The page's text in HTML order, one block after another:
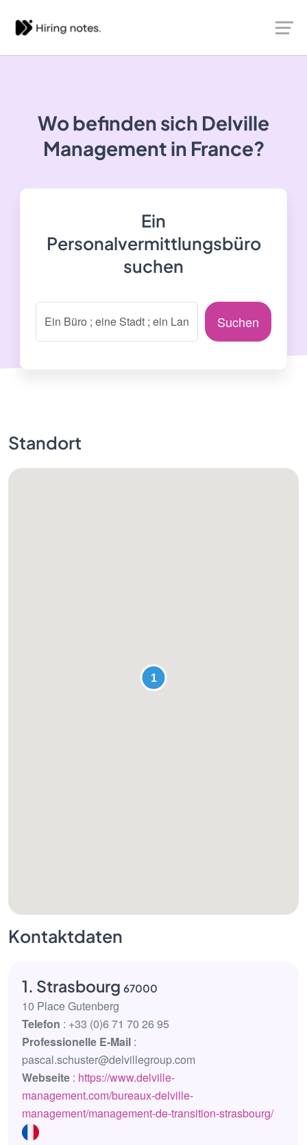
Wo befinden sich Delville
Management in France?
Ein
Personalvermittlungsbüro
suchen
Suchen
Standort
Kontaktdaten
1. Strasbourg 67000
10 Place Gutenberg
Telefon : +33 (0)6 71 70 26 95
Professionelle E-Mail :
pascal.schuster@delvillegroup.com
Webseite : https://www.delville-
management.com/bureaux-delville-
management/management-de-transition-strasbourg/